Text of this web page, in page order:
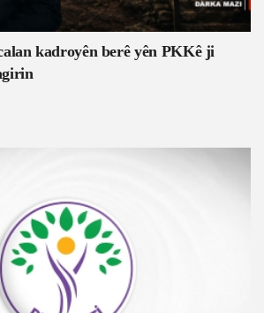
kadroyên berê yên PKKê ji